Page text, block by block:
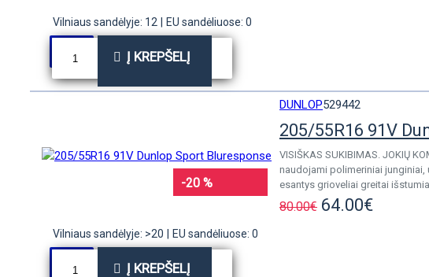
Vilniaus sandėlyje: 12 EU sandėliuose: 0
Į KREPŠELĮ
-20 %
DUNLOP529442
205/55R16 91V
VISIŠKAS SUKIBIMAS. JOKIŲ
naudojami polimeriniai
esantys grioveliai greitai
80.00€ 64.00€
Vilniaus sandėlyje: >20 EU sandėliuose: 0
Į KREPŠELĮ